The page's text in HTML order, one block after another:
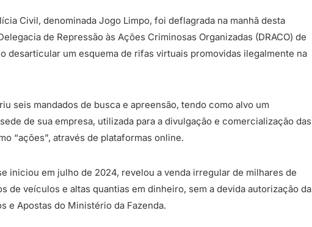
Civil, denominada Jogo Limpo, foi deflagrada na manhã desta
de Repressão às Ações Criminosas Organizadas (DRACO) de
desarticular um esquema de rifas virtuais promovidas ilegalmente na
seis mandados de busca e apreensão, tendo como alvo um
de sua empresa, utilizada para a divulgação e comercialização das
“ações”, através de plataformas online.
iniciou em julho de 2024, revelou a venda irregular de milhares de
de veículos e altas quantias em dinheiro, sem a devida autorização da
e Apostas do Ministério da Fazenda.